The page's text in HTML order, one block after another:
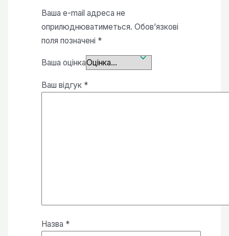
Ваша e-mail адреса не
оприлюднюватиметься. Обов’язкові
поля позначені *
Ваша оцінка
Ваш відгук *
Назва *